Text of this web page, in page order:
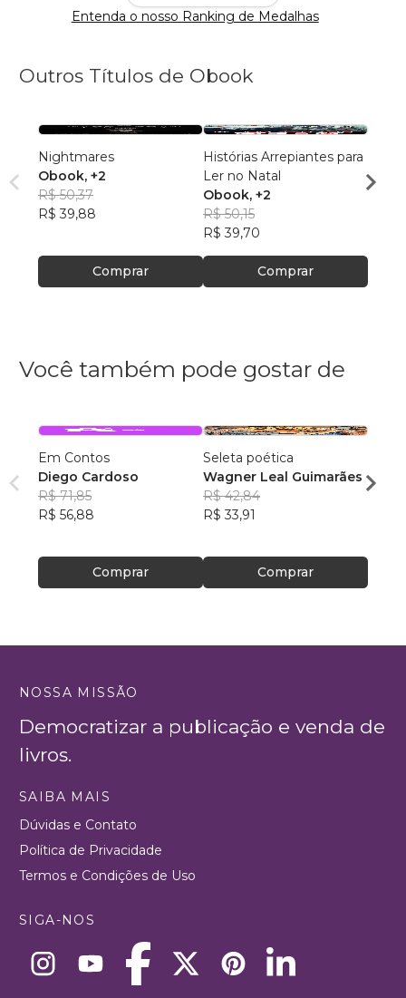
Entenda o nosso Ranking de Medalhas
Outros Títulos de Obook
Nightmares
Obook, +2
R$ 50,37
R$ 39,88
Comprar
Histórias Arrepiantes para
Ler no Natal
Obook, +2
R$ 50,15
R$ 39,70
Comprar
Você também pode gostar de
Em Contos
Diego Cardoso
R$ 71,85
R$ 56,88
Comprar
Seleta poética
Wagner Leal Guimarães
R$ 42,84
R$ 33,91
Comprar
ainda
Carla
NOSSA MISSÃO
Democratizar a publicação e venda de
livros.
SAIBA MAIS
Dúvidas e Contato
Política de Privacidade
Termos e Condições de Uso
SIGA-NOS